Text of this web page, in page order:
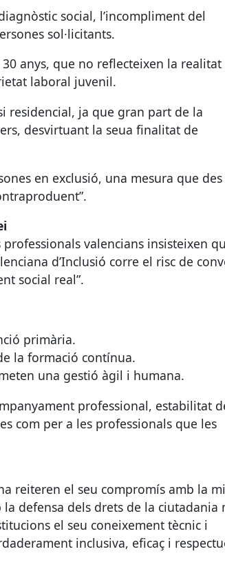
social, l’incompliment del
sol·licitants.
30 anys, que no reflecteixen la realitat
laboral juvenil.
residencial, ja que gran part de la
desvirtuant la seua finalitat de
en exclusió, una mesura que des
professionals valencians insisteixen
d’Inclusió corre el risc de
social real”.
primària.
la formació contínua.
una gestió àgil i humana.
professional, estabilitat
com per a les professionals que les
reiteren el seu compromís amb la
defensa dels drets de la ciutadania
el seu coneixement tècnic i
inclusiva, eficaç i